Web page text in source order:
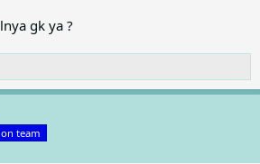
gk ya ?
team